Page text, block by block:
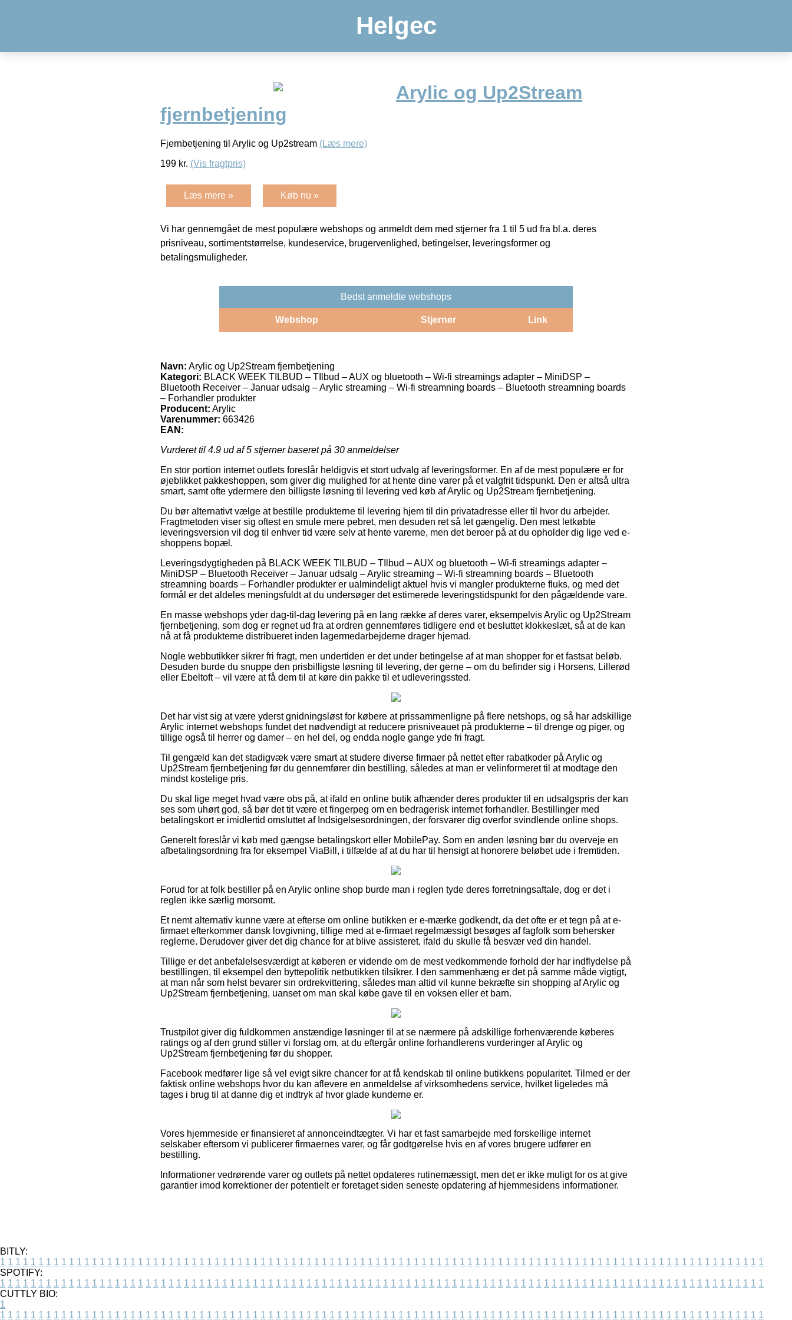
Helgec
Arylic og Up2Stream
fjernbetjening
Fjernbetjening til Arylic og Up2stream (Læs mere)
199 kr. (Vis fragtpris)
Læs mere » Køb nu »
Vi har gennemgået de mest populære webshops og anmeldt dem med stjerner fra 1 til 5 ud fra bl.a. deres
prisniveau, sortimentstørrelse, kundeservice, brugervenlighed, betingelser, leveringsformer og
betalingsmuligheder.
Bedst anmeldte webshops
Webshop Stjerner Link
Navn: Arylic og Up2Stream fjernbetjening
Kategori: BLACK WEEK TILBUD – TIlbud – AUX og bluetooth – Wi-fi streamings adapter – MiniDSP –
Bluetooth Receiver – Januar udsalg – Arylic streaming – Wi-fi streamning boards – Bluetooth streamning boards
– Forhandler produkter
Producent: Arylic
Varenummer: 663426
EAN:
Vurderet til 4.9 ud af 5 stjerner baseret på 30 anmeldelser
En stor portion internet outlets foreslår heldigvis et stort udvalg af leveringsformer. En af de mest populære er for
øjeblikket pakkeshoppen, som giver dig mulighed for at hente dine varer på et valgfrit tidspunkt. Den er altså ultra
smart, samt ofte ydermere den billigste løsning til levering ved køb af Arylic og Up2Stream fjernbetjening.
Du bør alternativt vælge at bestille produkterne til levering hjem til din privatadresse eller til hvor du arbejder.
Fragtmetoden viser sig oftest en smule mere pebret, men desuden ret så let gængelig. Den mest letkøbte
leveringsversion vil dog til enhver tid være selv at hente varerne, men det beroer på at du opholder dig lige ved e-
shoppens bopæl.
Leveringsdygtigheden på BLACK WEEK TILBUD – TIlbud – AUX og bluetooth – Wi-fi streamings adapter –
MiniDSP – Bluetooth Receiver – Januar udsalg – Arylic streaming – Wi-fi streamning boards – Bluetooth
streamning boards – Forhandler produkter er ualmindeligt aktuel hvis vi mangler produkterne fluks, og med det
formål er det aldeles meningsfuldt at du undersøger det estimerede leveringstidspunkt for den pågældende vare.
En masse webshops yder dag-til-dag levering på en lang række af deres varer, eksempelvis Arylic og Up2Stream
fjernbetjening, som dog er regnet ud fra at ordren gennemføres tidligere end et besluttet klokkeslæt, så at de kan
nå at få produkterne distribueret inden lagermedarbejderne drager hjemad.
Nogle webbutikker sikrer fri fragt, men undertiden er det under betingelse af at man shopper for et fastsat beløb.
Desuden burde du snuppe den prisbilligste løsning til levering, der gerne – om du befinder sig i Horsens, Lillerød
eller Ebeltoft – vil være at få dem til at køre din pakke til et udleveringssted.
Det har vist sig at være yderst gnidningsløst for købere at prissammenligne på flere netshops, og så har adskillige
Arylic internet webshops fundet det nødvendigt at reducere prisniveauet på produkterne – til drenge og piger, og
tillige også til herrer og damer – en hel del, og endda nogle gange yde fri fragt.
Til gengæld kan det stadigvæk være smart at studere diverse firmaer på nettet efter rabatkoder på Arylic og
Up2Stream fjernbetjening før du gennemfører din bestilling, således at man er velinformeret til at modtage den
mindst kostelige pris.
Du skal lige meget hvad være obs på, at ifald en online butik afhænder deres produkter til en udsalgspris der kan
ses som uhørt god, så bør det tit være et fingerpeg om en bedragerisk internet forhandler. Bestillinger med
betalingskort er imidlertid omsluttet af Indsigelsesordningen, der forsvarer dig overfor svindlende online shops.
Generelt foreslår vi køb med gængse betalingskort eller MobilePay. Som en anden løsning bør du overveje en
afbetalingsordning fra for eksempel ViaBill, i tilfælde af at du har til hensigt at honorere beløbet ude i fremtiden.
Forud for at folk bestiller på en Arylic online shop burde man i reglen tyde deres forretningsaftale, dog er det i
reglen ikke særlig morsomt.
Et nemt alternativ kunne være at efterse om online butikken er e-mærke godkendt, da det ofte er et tegn på at e-
firmaet efterkommer dansk lovgivning, tillige med at e-firmaet regelmæssigt besøges af fagfolk som behersker
reglerne. Derudover giver det dig chance for at blive assisteret, ifald du skulle få besvær ved din handel.
Tillige er det anbefalelsesværdigt at køberen er vidende om de mest vedkommende forhold der har indflydelse på
bestillingen, til eksempel den byttepolitik netbutikken tilsikrer. I den sammenhæng er det på samme måde vigtigt,
at man når som helst bevarer sin ordrekvittering, således man altid vil kunne bekræfte sin shopping af Arylic og
Up2Stream fjernbetjening, uanset om man skal købe gave til en voksen eller et barn.
Trustpilot giver dig fuldkommen anstændige løsninger til at se nærmere på adskillige forhenværende køberes
ratings og af den grund stiller vi forslag om, at du eftergår online forhandlerens vurderinger af Arylic og
Up2Stream fjernbetjening før du shopper.
Facebook medfører lige så vel evigt sikre chancer for at få kendskab til online butikkens popularitet. Tilmed er der
faktisk online webshops hvor du kan aflevere en anmeldelse af virksomhedens service, hvilket ligeledes må
tages i brug til at danne dig et indtryk af hvor glade kunderne er.
Vores hjemmeside er finansieret af annonceindtægter. Vi har et fast samarbejde med forskellige internet
selskaber eftersom vi publicerer firmaernes varer, og får godtgørelse hvis en af vores brugere udfører en
bestilling.
Informationer vedrørende varer og outlets på nettet opdateres rutinemæssigt, men det er ikke muligt for os at give
garantier imod korrektioner der potentielt er foretaget siden seneste opdatering af hjemmesidens informationer.
BITLY:
1 1 1 1 1 1 1 1 1 1 1 1 1 1 1 1 1 1 1 1 1 1 1 1 1 1 1 1 1 1 1 1 1 1 1 1 1 1 1 1 1 1 1 1 1 1 1 1 1 1 1 1 1 1 1 1 1 1 1 1 1 1 1 1 1 1 1 1 1 1 1 1 1 1 1 1 1 1 1 1 1 1 1 1 1 1 1 1 1 1 1 1 1 1 1 1 1 1 1 1
SPOTIFY:
1 1 1 1 1 1 1 1 1 1 1 1 1 1 1 1 1 1 1 1 1 1 1 1 1 1 1 1 1 1 1 1 1 1 1 1 1 1 1 1 1 1 1 1 1 1 1 1 1 1 1 1 1 1 1 1 1 1 1 1 1 1 1 1 1 1 1 1 1 1 1 1 1 1 1 1 1 1 1 1 1 1 1 1 1 1 1 1 1 1 1 1 1 1 1 1 1 1 1 1
CUTTLY BIO:
1
1 1 1 1 1 1 1 1 1 1 1 1 1 1 1 1 1 1 1 1 1 1 1 1 1 1 1 1 1 1 1 1 1 1 1 1 1 1 1 1 1 1 1 1 1 1 1 1 1 1 1 1 1 1 1 1 1 1 1 1 1 1 1 1 1 1 1 1 1 1 1 1 1 1 1 1 1 1 1 1 1 1 1 1 1 1 1 1 1 1 1 1 1 1 1 1 1 1 1 1